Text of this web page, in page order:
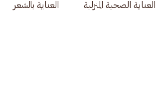
العناية الصحية المنزلية العناية بالشعر